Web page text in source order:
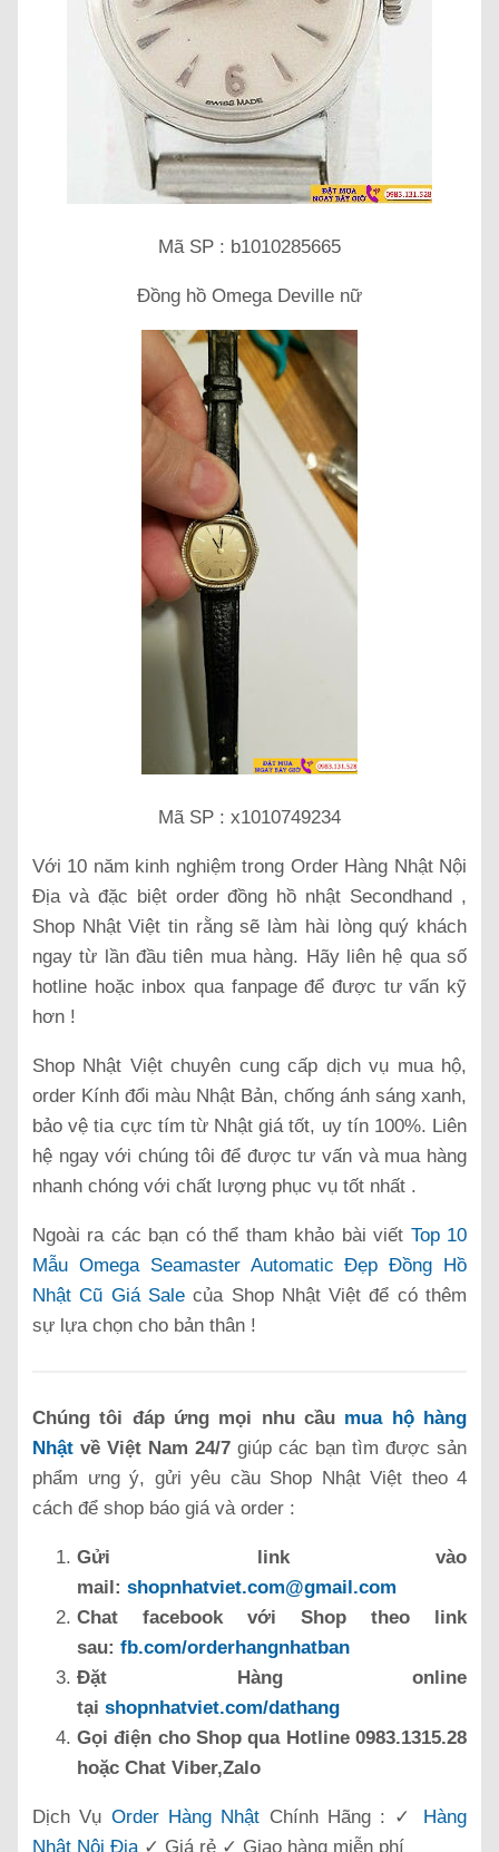
Mã SP : b1010285665
Đồng hồ Omega Deville nữ
Mã SP : x1010749234
Với 10 năm kinh nghiệm trong Order Hàng Nhật Nội
Địa và đặc biệt order đồng hồ nhật Secondhand ,
Shop Nhật Việt tin rằng sẽ làm hài lòng quý khách
ngay từ lần đầu tiên mua hàng. Hãy liên hệ qua số
hotline hoặc inbox qua fanpage để được tư vấn kỹ
hơn !
Shop Nhật Việt chuyên cung cấp dịch vụ mua hộ,
order Kính đổi màu Nhật Bản, chống ánh sáng xanh,
bảo vệ tia cực tím từ Nhật giá tốt, uy tín 100%. Liên
hệ ngay với chúng tôi để được tư vấn và mua hàng
nhanh chóng với chất lượng phục vụ tốt nhất .
Ngoài ra các bạn có thể tham khảo bài viết Top 10
Mẫu Omega Seamaster Automatic Đẹp Đồng Hồ
Nhật Cũ Giá Salecủa Shop Nhật Việt để có thêm
sự lựa chọn cho bản thân !
Chúng tôi đáp ứng mọi nhu cầu mua hộ hàng
Nhật về Việt Nam 24/7 giúp các bạn tìm được sản
phẩm ưng ý, gửi yêu cầu Shop Nhật Việt theo 4
cách để shop báo giá và order :
Gửi link vào
mail: shopnhatviet.com@gmail.com
Chat facebook với Shop theo link
sau: fb.com/orderhangnhatban
Đặt Hàng online
tại shopnhatviet.com/dathang
Gọi điện cho Shop qua Hotline 0983.1315.28
hoặc Chat Viber,Zalo
Dịch Vụ Order Hàng Nhật Chính Hãng : ✓ Hàng
Nhật Nội Địa ✓ Giá rẻ ✓ Giao hàng miễn phí